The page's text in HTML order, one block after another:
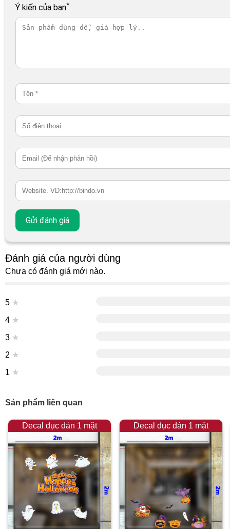
Ý kiến của bạn*
Đánh giá của người dùng
Chưa có đánh giá mới nào.
5 ★
4 ★
3 ★
2 ★
1 ★
Sản phẩm liên quan
Decal đục dán 1 mặt Decal đục dán 1 mặt